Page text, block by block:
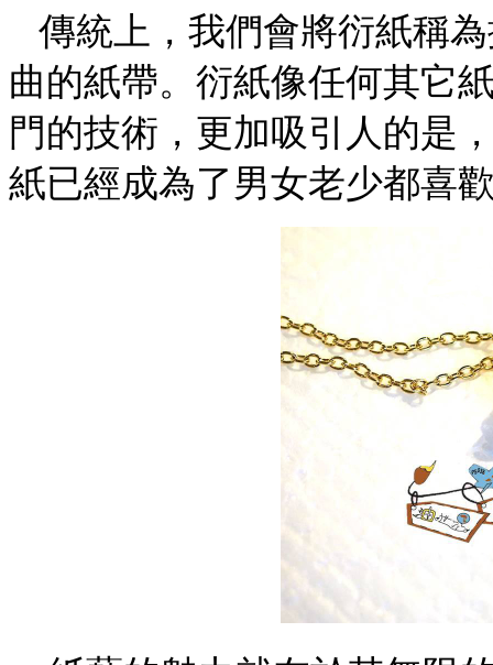
傳統上，我們會將衍紙稱
曲的紙帶。衍紙像任何其它
門的技術，更加吸引人的是
紙已經成為了男女老少都喜